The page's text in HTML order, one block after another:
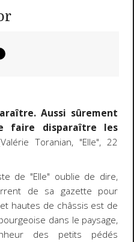
Aussi sûrement
faire disparaître les
Toranian, "Elle", 22
de "Elle" oublie de dire,
de sa gazette pour
hautes de châssis est de
dans le paysage,
des petits pédés